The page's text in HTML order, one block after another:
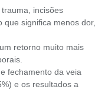
trauma, incisões
significa menos dor,
retorno muito mais
fechamento da veia
e os resultados a